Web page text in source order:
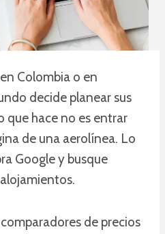
Colombia o en
decide planear sus
que hace no es entrar
de una aerolínea. Lo
Google y busque
de precios